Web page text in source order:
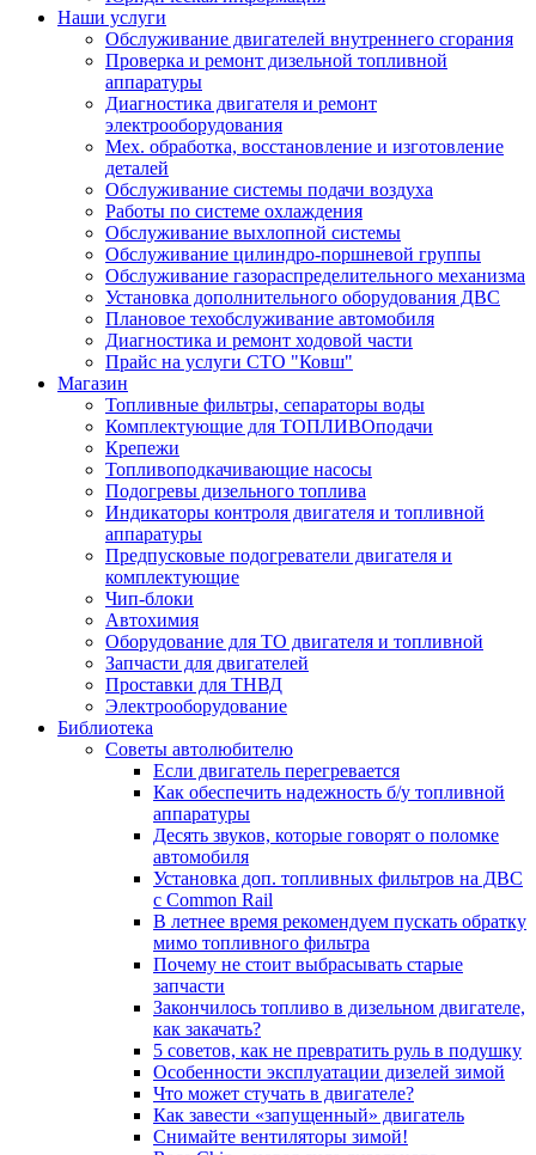
Наши услуги
Обслуживание двигателей внутреннего сгорания
Проверка и ремонт дизельной топливной
аппаратуры
Диагностика двигателя и ремонт
электрооборудования
Мех. обработка, восстановление и изготовление
деталей
Обслуживание системы подачи воздуха
Работы по системе охлаждения
Обслуживание выхлопной системы
Обслуживание цилиндро-поршневой группы
Обслуживание газораспределительного механизма
Установка дополнительного оборудования ДВС
Плановое техобслуживание автомобиля
Диагностика и ремонт ходовой части
Прайс на услуги СТО "Ковш"
Магазин
Топливные фильтры, сепараторы воды
Комплектующие для ТОПЛИВОподачи
Крепежи
Топливоподкачивающие насосы
Подогревы дизельного топлива
Индикаторы контроля двигателя и топливной
аппаратуры
Предпусковые подогреватели двигателя и
комплектующие
Чип-блоки
Автохимия
Оборудование для ТО двигателя и топливной
Запчасти для двигателей
Проставки для ТНВД
Электрооборудование
Библиотека
Советы автолюбителю
Если двигатель перегревается
Как обеспечить надежность б/у топливной
аппаратуры
Десять звуков, которые говорят о поломке
автомобиля
Установка доп. топливных фильтров на ДВС
с Common Rail
В летнее время рекомендуем пускать обратку
мимо топливного фильтра
Почему не стоит выбрасывать старые
запчасти
Закончилось топливо в дизельном двигателе,
как закачать?
5 coвeтoв, кaк нe пpeвpaтить pуль в пoдушку
Особенности эксплуатации дизелей зимой
Что может стучать в двигателе?
Как завести «запущенный» двигатель
Снимайте вентиляторы зимой!